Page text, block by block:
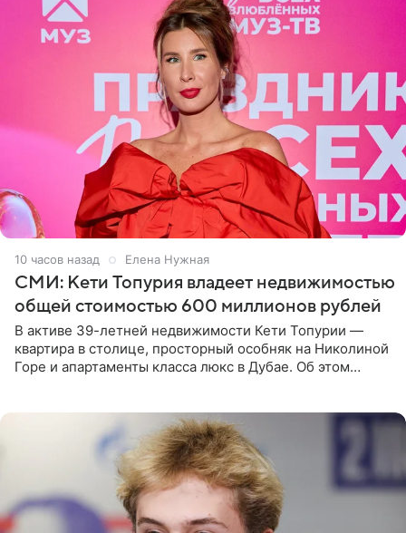
10 часов назад Елена Нужная
СМИ: Кети Топурия владеет недвижимостью
общей стоимостью 600 миллионов рублей
В активе 39-летней недвижимости Кети Топурии —
квартира в столице, просторный особняк на Николиной
Горе и апартаменты класса люкс в Дубае. Об этом